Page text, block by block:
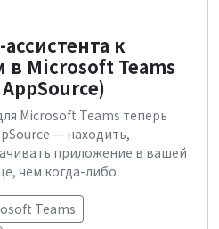
к
Microsoft Teams
Microsoft Teams теперь
— находить,
приложение в вашей
чем когда-либо.
Teams